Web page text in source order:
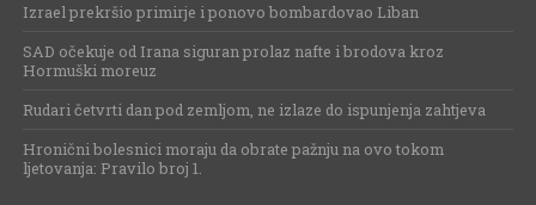
Izrael prekršio primirje i ponovo bombardovao Liban
SAD očekuje od Irana siguran prolaz nafte i brodova kroz
Hormuški moreuz
Rudari četvrti dan pod zemljom, ne izlaze do ispunjenja zahtjeva
Hronični bolesnici moraju da obrate pažnju na ovo tokom
ljetovanja: Pravilo broj 1.